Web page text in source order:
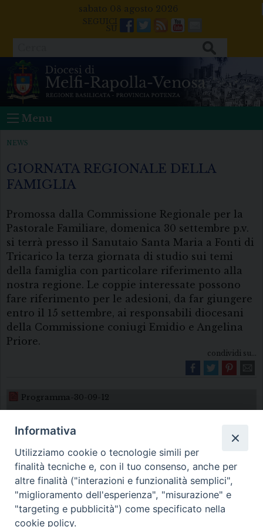
sabato 08 agosto 2026
Facebook
Twitter
FeedsYoutube
Mail
Menu
NEWS
GIORNATA REGIONALE DELLA
FAMIGLIA
Promossa dalla Commissione Regionale per la
Pastorale Familiare, domenica 30 settembre p.v.
si terrà presso il Sanutaio Santa Maria a Fonti di
Tricarico la terza giornata di studio sui temi
della famiglia con particolare riferimento alla
nostra regione. Le coppie interessate possono
fare riferimento per le adesioni, da far giungere
entro il 15 settembre, ai responsabili diocesani
della Commissione coniugi Emidio e Angelina
Priore.
condividi su...
Programma-30-09-12
Diocesi di Melfi Rapolla Venosa
Informativa
Utilizziamo cookie o tecnologie simili per
finalità tecniche e, con il tuo consenso, anche per
altre finalità ("interazioni e funzionalità semplici",
"miglioramento dell'esperienza", "misurazione" e
"targeting e pubblicità") come specificato nella
cookie policy.